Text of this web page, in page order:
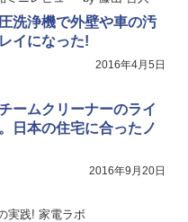
洗浄機で外壁や車の汚
イになった!
2016年4月5日
ームクリーナーのライ
日本の住宅に合ったノ
2016年9月20日
実践! 家電ラボ